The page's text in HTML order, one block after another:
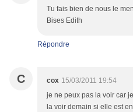
Tu fais bien de nous le
Bises Edith
Répondre
C cox 15/03/2011 19:54
je ne peux pas la voir car
la voir demain si elle est